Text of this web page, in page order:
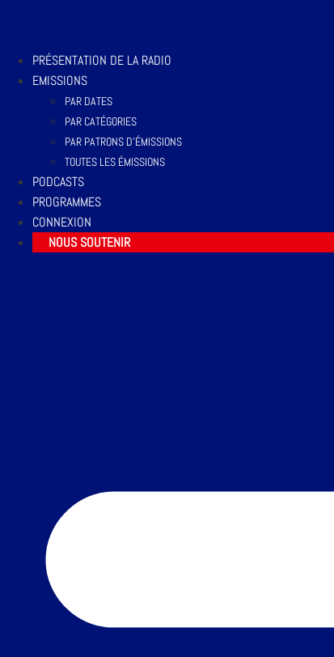
PRÉSENTATION DE LA RADIO
EMISSIONS
PAR DATES
PAR CATÉGORIES
PAR PATRONS D’ÉMISSIONS
TOUTES LES ÉMISSIONS
PODCASTS
PROGRAMMES
CONNEXION
NOUS SOUTENIR